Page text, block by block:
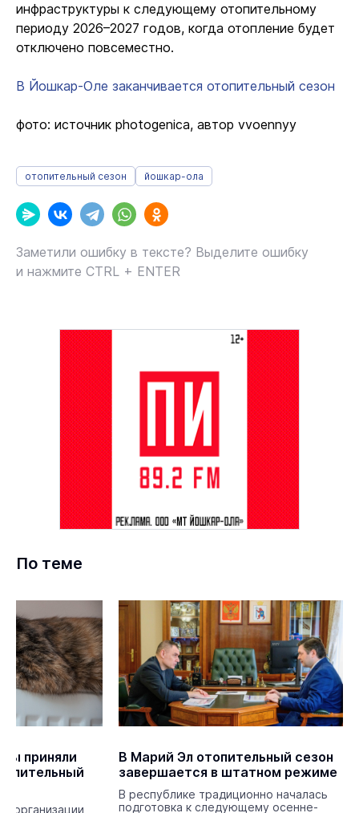
инфраструктуры к следующему отопительному
периоду 2026–2027 годов, когда отопление будет
отключено повсеместно.
В Йошкар-Оле заканчивается отопительный сезон
фото: источник photogenica, автор vvoennyy
отопительный сезон йошкар-ола
Заметили ошибку в тексте? Выделите ошибку
и нажмите CTRL + ENTER
По теме
приняли
организации
В Марий Эл отопительный сезон
завершается в штатном режиме
В республике традиционно началась
подготовка к следующему осенне-